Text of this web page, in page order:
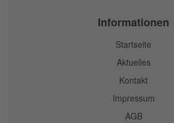
Informationen
Startseite
Aktuelles
Kontakt
Impressum
AGB